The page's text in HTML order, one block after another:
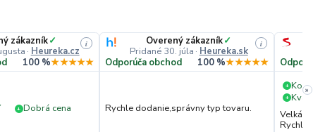
zákazník✓
· Heureka.cz
i
100 %★★★★★
+ Dobrá cena
Overený zákazník✓
Pridané 30. júla · Heureka.sk
i
Odporúča obchod 100 %★★★★★
Rychle dodanie,správny typ tovaru.
+
+ Kvalita
Velká
Rychlé
»